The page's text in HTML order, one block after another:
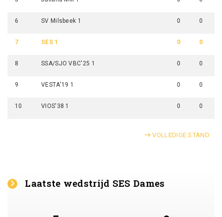
6 SV Milsbeek 1 0 0
7 SES 1 0 0
8 SSA/SJO VBC'25 1 0 0
9 VESTA'19 1 0 0
10 VIOS'38 1 0 0
VOLLEDIGE STAND
Laatste wedstrijd SES Dames